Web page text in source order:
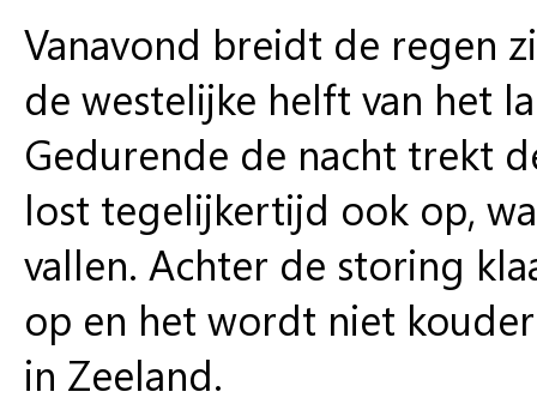
Vanavond breidt de regen
de westelijke helft van het
Gedurende de nacht trekt
lost tegelijkertijd ook op,
vallen. Achter de storing
op en het wordt niet
in Zeeland.